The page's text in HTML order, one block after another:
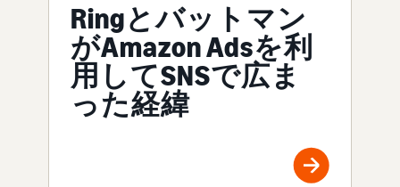
Ringとバットマン
がAmazon Adsを利
用してSNSで広ま
った経緯